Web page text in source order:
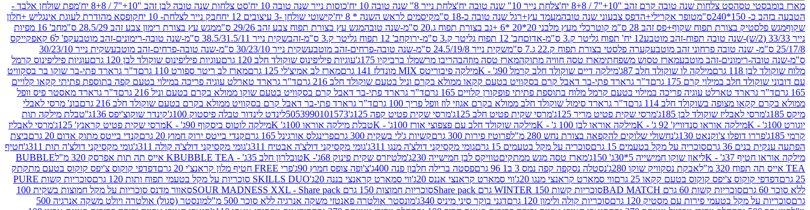
מארז בומבסטי טסהסט צלחות שנה טובה קרם זהב "10+"7 / 8+8 יח' צלחת נייר 10" שנה טובה יח' צלחת נייר 8" שנה טובה 10 יח' כוסות נייר שנה טובה 10 יח' סט צלחות שנה טובה לבן זהב "10+"7 / 8+8 יח'
מפת שולחן אלבד -
הטבעה בזהב כ- 150*240ס"מ
טופר אקרילי+הדפס צבעוני שנה טובהמעמד עץ+רגל שנה טובה כ-18 ס"מ קיסמים לראש השנה * 8 יח' קישוטי שולחן -3 עיצובים 12 יח חבק נייר לצלחת- 10 יח
קופסא מהודרת לעוגת אינגליש +חלון
שקוףמגש פלסטיק בצורת תפוח שקוף+פס זהב 28 ס"מ קוטר כלי מעץ מלבני 20*20 *6 +גב בצורת תפוח ג.20 ס"מ-שנה טובה מגש עץ בצורת תפוח צבע זהב 29/26 ס"מ מגש עץ בצורת רימון צבע זהב 28.5/29 ס"מ
חב' 16 מפיות
נייר 33/33 (2/ש)-שנה טובה תפוח-זהב מוטבע
12 יח' תפוח גליטר ק.3 ס"מ-אדום חב' 12 תפוח גליטר ק.3 ס"מ-ירוק חב' 12 תפוח גליטר ק.3 ס"מ-זהב שקית נייר 38.5/31.5/11 ס"מ-שנה טובה-רימונים-זהב מוטבע
קפ' ל6 קאפקייקס
25/17/8 ס"מ- שנה טובה פרחוני זהב מוטבע
קערה פלסטי בצורת תפוח ק.22 ג.7 ס"מ שקית נייר 24.5/19/8 ס"מ-שנה טובה-פרחים-זהב מוטבע שקית נייר 30/23/10 ס"מ-שנה טובה-פרחים-זהב מוטבע
שקית נייר 30/23/10
ס"מ-שנה טובה-רימונים-זהב מוטבעמארז טסוש משפחתימארז טסה חוויה מתוקהמארז טסה מוזהבהריבו מרשמלו ברביקיו 175ג' עוגיות פיליפינוס שוקולד חלב 120 גרם עוגיות פיליפינוס שוקולד לבן 120 גרם
עוגיות פיליפינוס קרמל
מלוח שוקולד לבן 118 גרם
מילקה לו שוקולד חלב 87ג' מילקה דיים שוקולד חלב קרמל 90ג' - K מילקה פיבוריטס MIX מונדלז 141 גרם מארז לב אמיצ'לי 125 גרם מארז לב ריטר ספורט 110 גרם
ד"ר גרארד פתי-בר שוקו בר בסקוויט
עם דובוני שוקולד חלב במילוי קרם 175 גרם
ד"ר גרארד פתי-בר דאבל קרם בסקוויט בטעם קקאו ממולא בקרם וניל בטעם שוקולד חלב 216 גרם
ד"ר גרארד טארלט עוגיה פריכה במילוי בטעם קפה בתוספת פתיתי קקאו קלויים
165 גרם
ד"ר גרארד טארלט עוגיה פריכה במילוי בטעם קרמל מלוח בתוספת פתיתי פופקורן קלויים 165 גרם ד"ר גרארד פתי-בר דאבל קרם בסקוויט בטעם שוקו ממולא בקרם בטעם וניל 216 גרם
ד"ר גרארד מאסטר פיס וופל
ממולא בקרם קקאו מצופה בשוקולד חלב 114 גרם
ד"ר גרארד סימול שוקולד חלב ממולא בקרם אגוזי לוז וופל פריך 100 גרם ד"ר גרארד פתי-בר דאבל קרם בסקוויט ממולא בקרם בטעם שוקולד חלב 216 גרם
בונ' מרסי לאבלי
מיקס 185ג'
מרסי לאבליז שוקולד לבן 185ג' מרסי שקית פטיט מריר 125ג' מרסי שקית פטיט חלב 125ג' מרסי שקית פטיט קפה 125ג' 5053990101573לינדט לינדור טבלה פיסטוק 100ג' קינדר שוקוצ'יפס 136ג'
'טבלת מילקה תות
יוגורט 100ג' - K
מילקה אוראו סנדוויץ' 92 ג' - K מילקה אוראו לבן 100 ג' - K מילקה שוקולד חלב עם פצפוצי אורז 100ג' - K טבלת מילקה אוראו 100ג' K מילקה לוטוס ביסקוף 90ג' - K מרסי שקית פטיט קראנץ' 125ג'
מרסי לאבליז
קרמי 185ג'
פררו דופלו צ'וקנאט 130ג' נחשולי שלוקים להקפאה בצורת נחש 280 מ"ל פרוטיז פירות 300 גרם קשיות ג'לי בשקית 300 גרם פרינגלס אורגינל 165 גרם קנדי בייטס ירוק חמוץ 20 גרם קנדי בייטס מתוק אדום 20 גרם
ביצת
הפתעה ענקית בנים 36 גרם
סוכריה על מקל בטעמים 15 גרם סוכריה על מקל בטעמים 15 גרם גומי מקסיקני דולצ'ה מנגו 311ג' גומי מקסיקני דולצ'ה אבטיח 311ג' גומי מקסיקני דולצ'ה קולה 311ג' גומי מקסיקני דולצ'ה תות 311ג'
חטיף
מילקה אוראו חטיף 37ג' - K
ליאון שוקו חמישייה 5*30ג' 150ג' מארז טסה מגש ממתקיםטוויקס לבן חמישייה 230ג' מלטיזרס שקית פינוק 68ג'- K טובלרון חלב 35ג' - K BUBBLE TEA אייס תה תות אפרסק 320 מ"ל
BUBBLE
TEA אייס תה תפוח 320 מ"ל
אבקת נסקוויק שוקו 280ג' נסטלה נסקפה קפה נמס 3 ב1 96 גרם פסטה ברילה חלבון פנה 400ג' צ'ופה צופס חמוץ 90ג' פרי FREE חטיף מלון קראנצ'י 20 גרם
דפדפי קוקוס צ'יפס קוקוס בטעם מתקתק
25 גרם
דפדפי קוקוס צ'יפס קוקוס בטעם קקאו 25 גרם ווי סמארט קראנצי מנגו 20ג' ווי סמארט קראנצי אננס 20ג' ווי סמארט קראנצי בננה 20ג' SKILLS DUO סוכריות על מקל בטעמי תפוח ותות 120 גרם
סוכריות קשות PURE
ללא סוכר 60 גרם
סוכריות קשות 60 גרם BAD MATCH סוכריות קשות WINTER 150 גרם Share pack סוכריות חמוצות 150 גרם SOUR MADNESS XXL - Share pack
סאוור מדנס סוכריות על מקל חמוצות בשקית 100
גרםסוכריות על מקל בטעמי פירות עם מסטיק 120 גרם סוכריות קולה ולימון 120 גרם דגני בוקר סיני מיניס 340ג' מונסטר אולטרה פאנטזי משקה אנרגיה ללא סוכר 500 מ"ל
מונסטר (סגול) אולטרה ויולט משקה אנרגיה 500